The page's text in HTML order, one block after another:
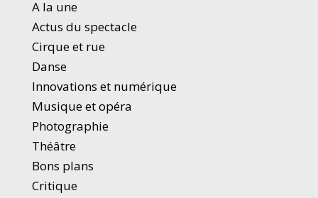
A la une
Actus du spectacle
Cirque et rue
Danse
Innovations et numérique
Musique et opéra
Photographie
Théâtre
Bons plans
Critique